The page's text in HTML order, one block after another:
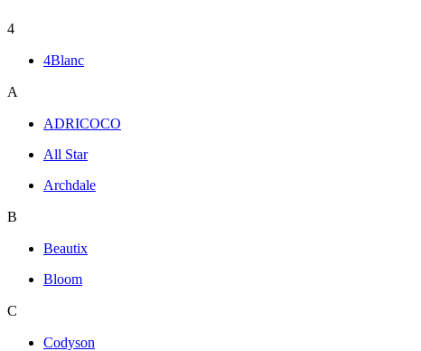
4
4Blanc
A
ADRICOCO
All Star
Archdale
B
Beautix
Bloom
C
Codyson